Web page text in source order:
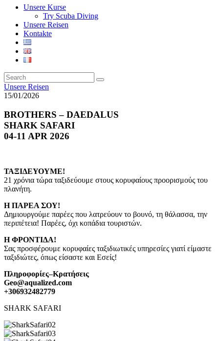
Unsere Kurse
Try Scuba Diving
Unsere Reisen
Kontakte
Unsere Reisen
15/01/2026
BROTHERS – DAEDALUS
SHARK SAFARI
04-11 APR 2026
ΤΑΞΙΔΕΥΟΥΜΕ!
21 χρόνια τώρα ταξιδεύουμε στους κορυφαίους προορισμούς του
πλανήτη.
Η ΠΑΡΕΑ ΣΟΥ!
Δημιουργούμε παρέες που λατρεύουν το βουνό, τη θάλασσα, την
περιπέτεια! Παρέες, όχι κοπάδια τουριστών.
Η ΦΡΟΝΤΙΔΑ!
Σας προσφέρουμε κορυφαίες ταξιδιωτικές υπηρεσίες γιατί είμαστε
ταξιδιώτες, όπως είσαστε και Εσείς!
Πληροφορίες–Κρατήσεις
Geo@aqualized.com
+306932482779
SHARK SAFARI